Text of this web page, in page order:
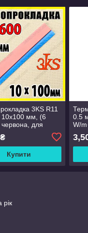
3KS R11
мм, (6
червона, для
відеокарт і ПК
Купити
0.5
W/
рік